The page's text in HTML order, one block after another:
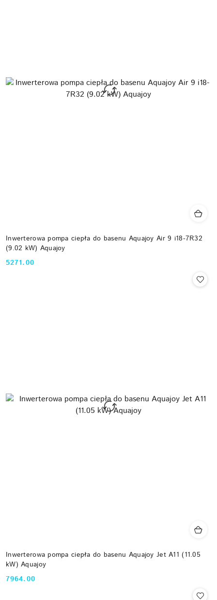
Inwerterowa pompa ciepła do basenu Aquajoy Air 9 i18-7R32
(9.02 kW) Aquajoy
Cena:
5271.00
Inwerterowa pompa ciepła do basenu Aquajoy Jet A11 (11.05
kW) Aquajoy
Cena:
7964.00